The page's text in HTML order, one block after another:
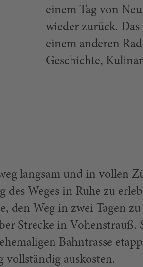
einem Tag von
wieder zurück.
einem anderen
Geschichte,
langsam und in vollen
des Weges in Ruhe zu
den Weg in zwei Tagen
Strecke in Vohenstrauß.
Bahntrasse
vollständig auskosten.